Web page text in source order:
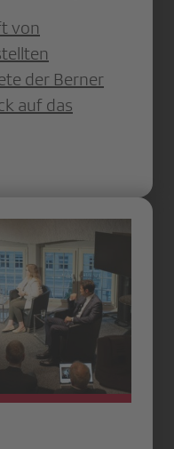
von
der Berner
auf das